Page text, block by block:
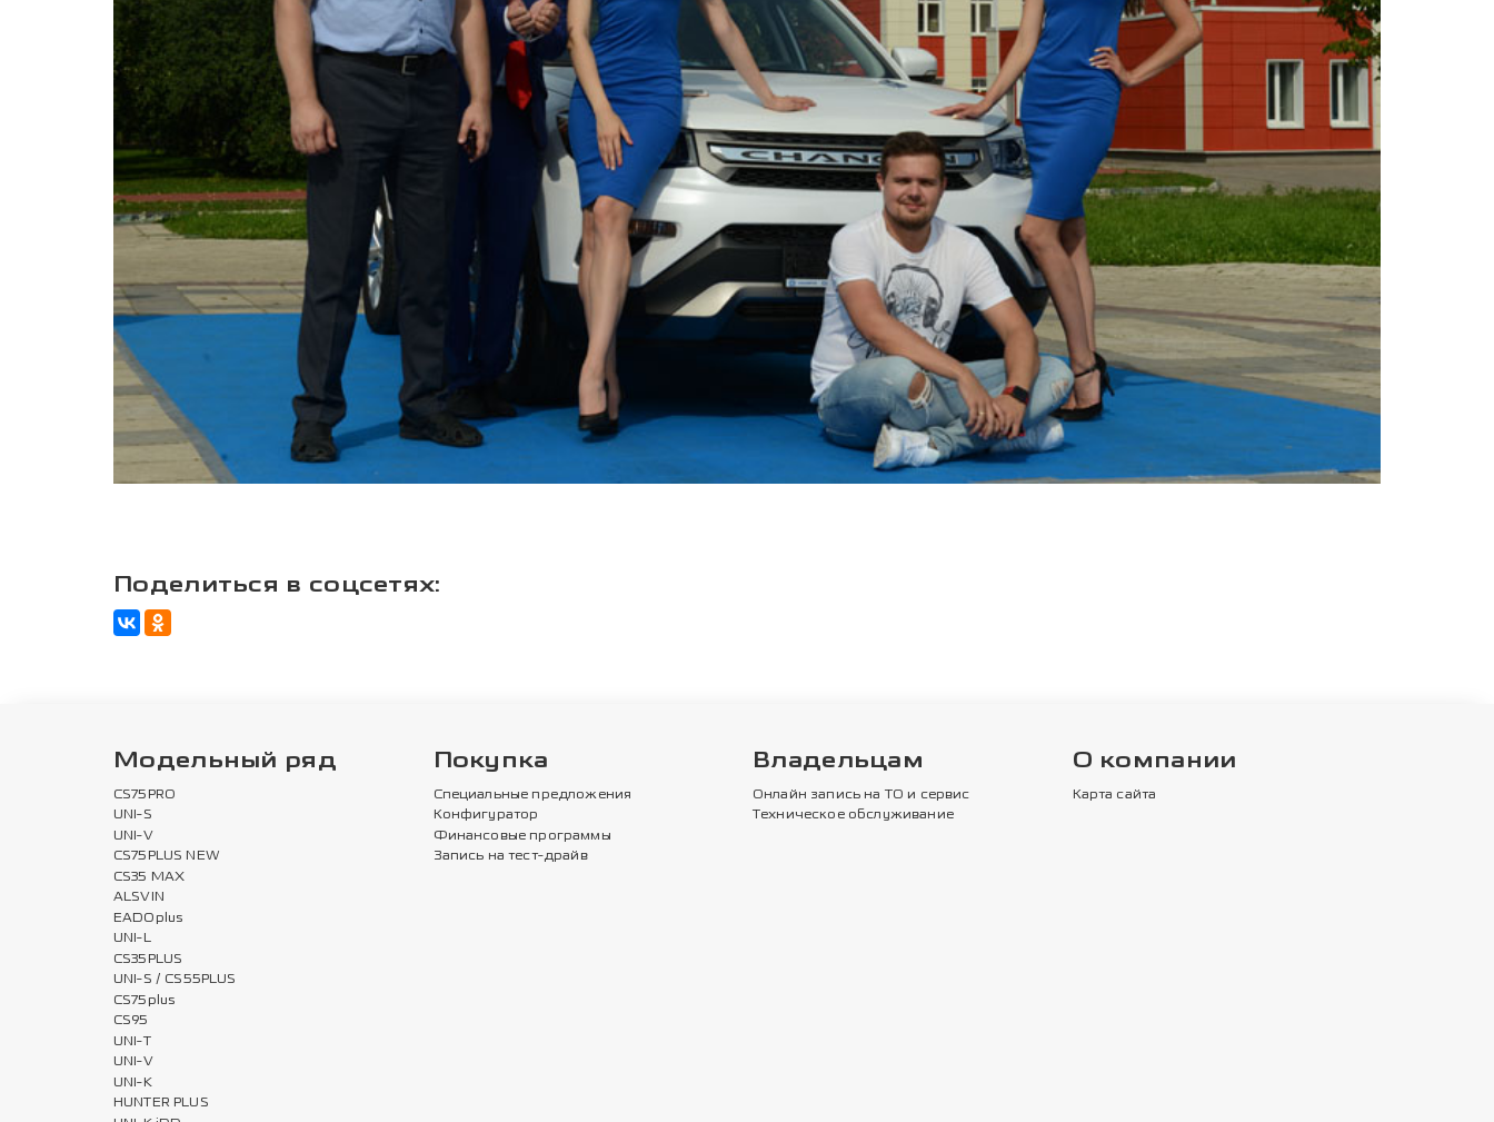
Поделиться в соцсетях:
Модельный ряд
CS75PRO
UNI-S
UNI-V
CS75PLUS NEW
CS35 MAX
ALSVIN
EADOplus
UNI-L
CS35PLUS
UNI-S / CS55PLUS
CS75plus
CS95
UNI-T
UNI-V
UNI-K
HUNTER PLUS
Покупка
Специальные предложения
Конфигуратор
Финансовые программы
Запись на тест-драйв
Владельцам
Онлайн запись на ТО и сервис
Техническое обслуживание
О компании
Карта сайта